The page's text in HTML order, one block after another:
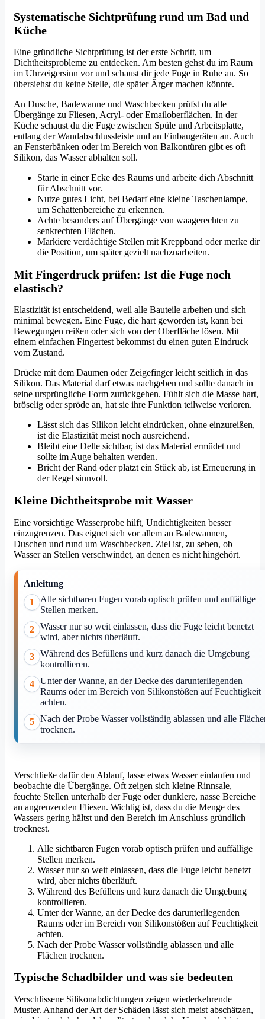
Systematische Sichtprüfung rund um Bad und
Küche
Eine gründliche Sichtprüfung ist der erste Schritt, um
Dichtheitsprobleme zu entdecken. Am besten gehst du im Raum
im Uhrzeigersinn vor und schaust dir jede Fuge in Ruhe an. So
übersiehst du keine Stelle, die später Ärger machen könnte.
An Dusche, Badewanne und Waschbecken prüfst du alle
Übergänge zu Fliesen, Acryl- oder Emailoberflächen. In der
Küche schaust du die Fuge zwischen Spüle und Arbeitsplatte,
entlang der Wandabschlussleiste und an Einbaugeräten an. Auch
an Fensterbänken oder im Bereich von Balkontüren gibt es oft
Silikon, das Wasser abhalten soll.
Starte in einer Ecke des Raums und arbeite dich Abschnitt
für Abschnitt vor.
Nutze gutes Licht, bei Bedarf eine kleine Taschenlampe,
um Schattenbereiche zu erkennen.
Achte besonders auf Übergänge von waagerechten zu
senkrechten Flächen.
Markiere verdächtige Stellen mit Kreppband oder merke dir
die Position, um später gezielt nachzuarbeiten.
Mit Fingerdruck prüfen: Ist die Fuge noch
elastisch?
Elastizität ist entscheidend, weil alle Bauteile arbeiten und sich
minimal bewegen. Eine Fuge, die hart geworden ist, kann bei
Bewegungen reißen oder sich von der Oberfläche lösen. Mit
einem einfachen Fingertest bekommst du einen guten Eindruck
vom Zustand.
Drücke mit dem Daumen oder Zeigefinger leicht seitlich in das
Silikon. Das Material darf etwas nachgeben und sollte danach in
seine ursprüngliche Form zurückgehen. Fühlt sich die Masse hart,
bröselig oder spröde an, hat sie ihre Funktion teilweise verloren.
Lässt sich das Silikon leicht eindrücken, ohne einzureißen,
ist die Elastizität meist noch ausreichend.
Bleibt eine Delle sichtbar, ist das Material ermüdet und
sollte im Auge behalten werden.
Bricht der Rand oder platzt ein Stück ab, ist Erneuerung in
der Regel sinnvoll.
Kleine Dichtheitsprobe mit Wasser
Eine vorsichtige Wasserprobe hilft, Undichtigkeiten besser
einzugrenzen. Das eignet sich vor allem an Badewannen,
Duschen und rund um Waschbecken. Ziel ist, zu sehen, ob
Wasser an Stellen verschwindet, an denen es nicht hingehört.
Anleitung
1
Alle sichtbaren Fugen vorab optisch prüfen und auffällige
Stellen merken.
2 Wasser nur so weit einlassen, dass die Fuge leicht benetzt
wird, aber nichts überläuft.
3 Während des Befüllens und kurz danach die Umgebung
kontrollieren.
4 Unter der Wanne, an der Decke des darunterliegenden
Raums oder im Bereich von Silikonstößen auf Feuchtigkeit
achten.
5 Nach der Probe Wasser vollständig ablassen und alle
trocknen.
Verschließe dafür den Ablauf, lasse etwas Wasser einlaufen und
beobachte die Übergänge. Oft zeigen sich kleine Rinnsale,
feuchte Stellen unterhalb der Fuge oder dunklere, nasse Bereiche
an angrenzenden Fliesen. Wichtig ist, dass du die Menge des
Wassers gering hältst und den Bereich im Anschluss gründlich
trocknest.
Alle sichtbaren Fugen vorab optisch prüfen und auffällige
Stellen merken.
Wasser nur so weit einlassen, dass die Fuge leicht benetzt
wird, aber nichts überläuft.
Während des Befüllens und kurz danach die Umgebung
kontrollieren.
Unter der Wanne, an der Decke des darunterliegenden
Raums oder im Bereich von Silikonstößen auf Feuchtigkeit
achten.
Nach der Probe Wasser vollständig ablassen und alle
Flächen trocknen.
Typische Schadbilder und was sie bedeuten
Verschlissene Silikonabdichtungen zeigen wiederkehrende
Muster. Anhand der Art der Schäden lässt sich meist abschätzen,